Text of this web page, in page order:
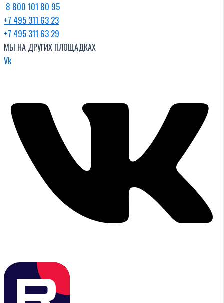
8 800 101 80 95
+7 495 311 63 23
+7 495 311 63 29
МЫ НА ДРУГИХ ПЛОЩАДКАХ
Vk